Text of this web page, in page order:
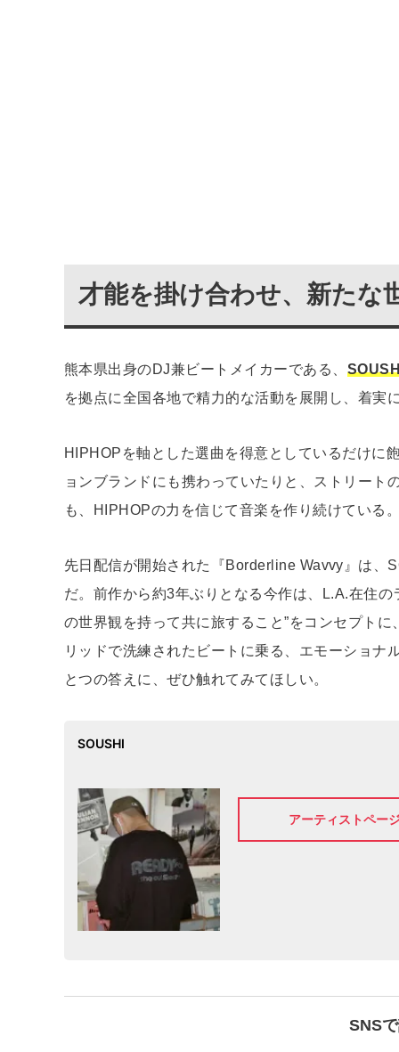
才能を掛け合わせ、新たな
熊本県出身のDJ兼ビートメイカーである、
を拠点に全国各地で精力的な活動を展開し、着実
HIPHOPを軸とした選曲を得意としているだけに
ョンブランドにも携わっていたりと、ストリー
も、HIPHOPの力を信じて音楽を作り続けている
先日配信が開始された『Borderline Wavvy』は、
だ。前作から約3年ぶりとなる今作は、L.A.在住の
の世界観を持って共に旅すること”をコンセプト
リッドで洗練されたビートに乗る、エモーショナ
とつの答えに、ぜひ触れてみてほしい。
SOUSHI
アーティストペー
SNS